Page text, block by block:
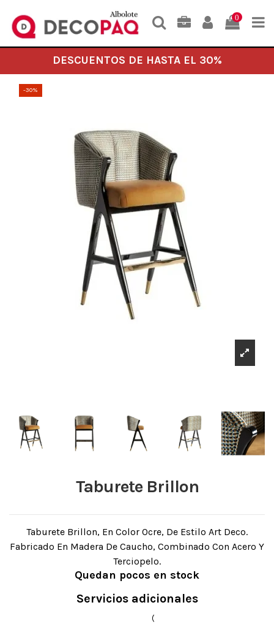
0
DESCUENTOS DE HASTA EL 30%
-30%
Taburete Brillon
Taburete Brillon, En Color Ocre, De Estilo Art Deco.
Fabricado En Madera De Caucho, Combinado Con Acero Y
Terciopelo.
Quedan pocos en stock
Servicios adicionales
(